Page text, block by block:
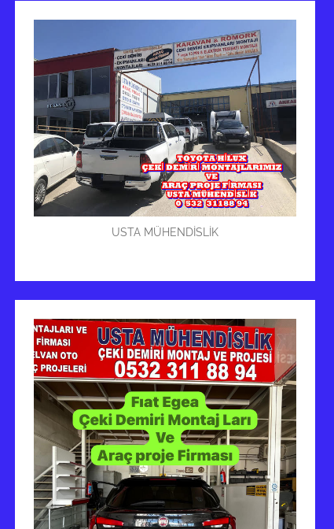
USTA MÜHENDİSLİK